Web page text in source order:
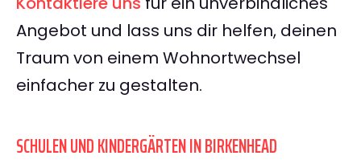
Angebot und lass uns dir helfen, deinen
Traum von einem Wohnortwechsel
einfacher zu gestalten.
SCHULEN UND KINDERGÄRTEN IN BIRKENHEAD